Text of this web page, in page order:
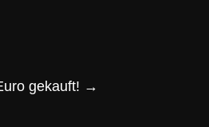
gekauft! →